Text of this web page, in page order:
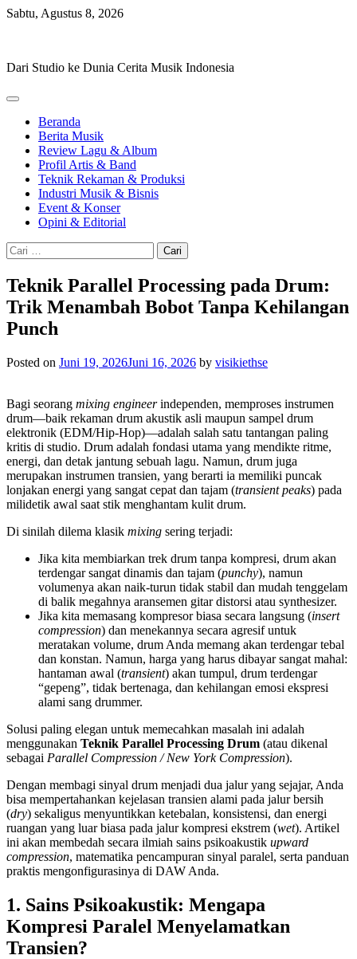
Skip
Sabtu, Agustus 8, 2026
Dari Studio ke Dunia Cerita Musik Indonesia
Beranda
Berita Musik
Review Lagu & Album
Profil Artis & Band
Teknik Rekaman & Produksi
Industri Musik & Bisnis
Event & Konser
Opini & Editorial
Cari
untuk:
Teknik Parallel Processing pada Drum:
Trik Menambah Bobot Tanpa Kehilangan
Punch
Posted on Juni 19, 2026Juni 16, 2026 by visikiethse
Bagi seorang mixing engineerindependen, memproses instrumen
drum—baik rekaman drum akustik asli maupun sampel drum
elektronik (EDM/Hip-Hop)—adalah salah satu tantangan paling
kritis di studio. Drum adalah fondasi utama yang mendikte ritme,
energi, dan detak jantung sebuah lagu. Namun, drum juga
merupakan instrumen transien, yang berarti ia memiliki puncak
lonjakan energi yang sangat cepat dan tajam (transient peaks) pada
milidetik awal saat stik menghantam kulit drum.
Di sinilah dilema klasik mixing sering terjadi:
Jika kita membiarkan trek drum tanpa kompresi, drum akan
terdengar sangat dinamis dan tajam (punchy), namun
volumenya akan naik-turun tidak stabil dan mudah tenggelam
di balik megahnya aransemen gitar distorsi atau synthesizer.
Jika kita memasang kompresor biasa secara langsung (insert
compression) dan menekannya secara agresif untuk
meratakan volume, drum Anda memang akan terdengar tebal
dan konstan. Namun, harga yang harus dibayar sangat mahal:
hantaman awal (transient) akan tumpul, drum terdengar
“gepeng”, tidak bertenaga, dan kehilangan emosi ekspresi
alami sang drummer.
Solusi paling elegan untuk memecahkan masalah ini adalah
menggunakan Teknik Parallel Processing Drum (atau dikenal
sebagai Parallel Compression / New York Compression).
Dengan membagi sinyal drum menjadi dua jalur yang sejajar, Anda
bisa mempertahankan kejelasan transien alami pada jalur bersih
(dry) sekaligus menyuntikkan ketebalan, konsistensi, dan energi
ruangan yang luar biasa pada jalur kompresi ekstrem (wet). Artikel
ini akan membedah secara ilmiah sains psikoakustik upward
compression, matematika pencampuran sinyal paralel, serta panduan
praktis mengonfigurasinya di DAW Anda.
1. Sains Psikoakustik: Mengapa
Kompresi Paralel Menyelamatkan
Transien?